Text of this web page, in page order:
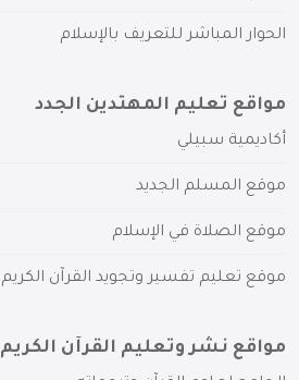
الحوار المباشر للتعريف بالإسلام
مواقع تعليم المهتدين الجدد
أكاديمية سبيلي
موقع المسلم الجديد
موقع الصلاة في الإسلام
موقع تعليم تفسير وتجويد القرآن الكريم
مواقع نشر وتعليم القرآن الكريم